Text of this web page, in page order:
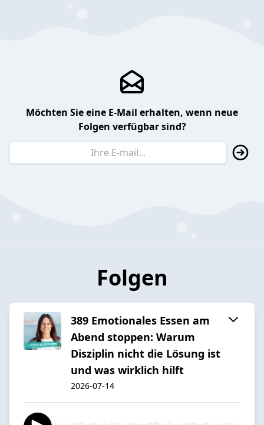
Möchten Sie eine E-Mail erhalten, wenn neue
Folgen verfügbar sind?
Folgen
389 Emotionales Essen am
Abend stoppen: Warum
Disziplin nicht die Lösung ist
und was wirklich hilft
2026-07-14